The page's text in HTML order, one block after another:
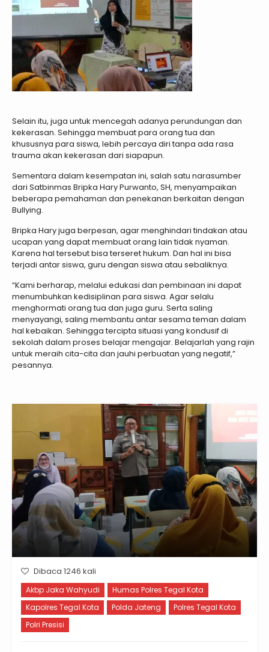
Selain itu, juga untuk mencegah adanya perundungan dan
kekerasan. Sehingga membuat para orang tua dan
khususnya para siswa, lebih percaya diri tanpa ada rasa
trauma akan kekerasan dari siapapun.
Sementara dalam kesempatan ini, salah satu narasumber
dari Satbinmas Bripka Hary Purwanto, SH, menyampaikan
beberapa pemahaman dan penekanan berkaitan dengan
Bullying.
Bripka Hary juga berpesan, agar menghindari tindakan atau
ucapan yang dapat membuat orang lain tidak nyaman.
Karena hal tersebut bisa terseret hukum. Dan hal ini bisa
terjadi antar siswa, guru dengan siswa atau sebaliknya.
“Kami berharap, melalui edukasi dan pembinaan ini dapat
menumbuhkan kedisiplinan para siswa. Agar selalu
menghormati orang tua dan juga guru. Serta saling
menyayangi, saling membantu antar sesama teman dalam
hal kebaikan. Sehingga tercipta situasi yang kondusif di
sekolah dalam proses belajar mengajar. Belajarlah yang rajin
untuk meraih cita-cita dan jauhi perbuatan yang negatif,”
pesannya.
Dibaca 1246 kali
Akbp Jaka Wahyudi
Humas Polres Tegal Kota
Kapolres Tegal Kota
Polda Jateng
Polres Tegal Kota
Polri Presisi